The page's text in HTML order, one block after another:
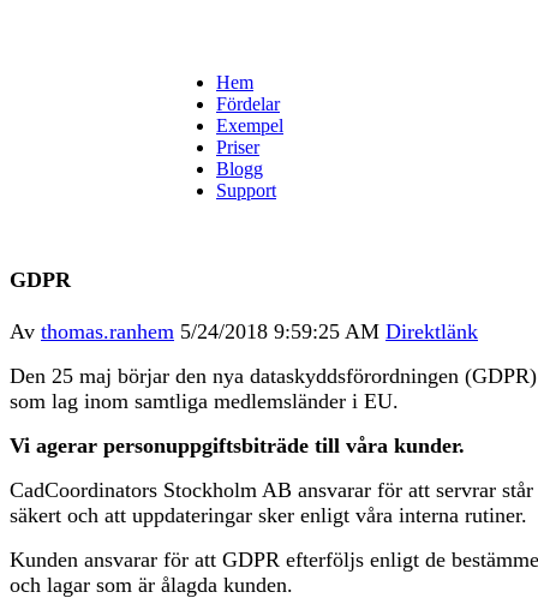
Hem
Fördelar
Exempel
Priser
Blogg
Support
GDPR
Av thomas.ranhem 5/24/2018 9:59:25 AM Direktlänk
Den 25 maj börjar den nya dataskyddsförordningen
som lag inom samtliga medlemsländer i EU.
Vi agerar personuppgiftsbiträde till våra kunder.
CadCoordinators Stockholm AB ansvarar för att servrar står
säkert och att uppdateringar sker enligt våra interna rutiner.
Kunden ansvarar för att GDPR efterföljs enligt de
och lagar som är ålagda kunden.